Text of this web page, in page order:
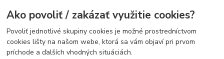
Ako povoliť / zakázať využitie cookies?
Povoliť jednotlivé skupiny cookies je možné prostredníctvom
cookies lišty na našom webe, ktorá sa vám objaví pri prvom
príchode a ďalších vhodných situáciách.